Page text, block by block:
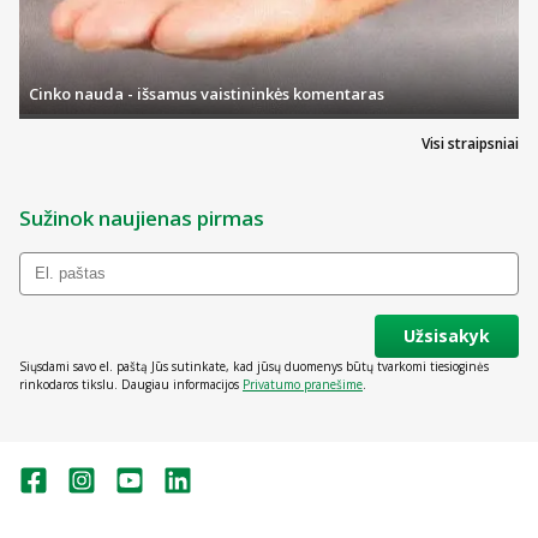
Tinka kūdikiams nuo gimimo, jei nėra galimybės maitinti
krūtimi. Geriausias maistas kūdikiui yra motinos pienas. Jis
aprūpina visomis būtiniausiomis maistinėmis
medžiagomis. Pasitarkite su sveikatos priežiūros
Maitinimas iš buteliuko gali sumažinti kūdikio norą žįsti
Visi straipsniai
Cinko nauda - išsamus vaistininkės komentaras
Sužinok naujienas pirmas
Užsisakyk
Siųsdami savo el. paštą Jūs sutinkate, kad jūsų duomenys būtų tvarkomi tiesioginės
rinkodaros tikslu. Daugiau informacijos Privatumo pranešime.